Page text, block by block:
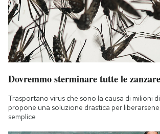
Dovremmo sterminare tutte le
Trasportano virus che sono la causa di milioni
propone una soluzione drastica per
semplice